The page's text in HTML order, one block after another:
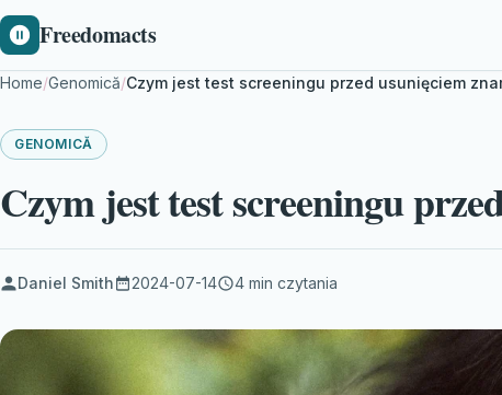
Freedomacts
Home/Genomică/Czym jest test screeningu przed usunięciem
GENOMICĂ
Czym jest test screeningu
Daniel Smith 2024-07-14 4 min czytania